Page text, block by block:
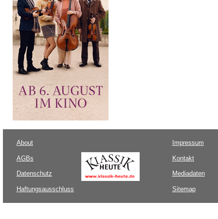
About
AGBs
Datenschutz
Haftungsausschluss
Impressum
Kontakt
Mediadaten
Sitemap